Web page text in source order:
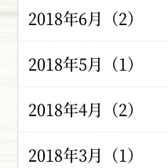
2018年6月（2）
2018年5月（1）
2018年4月（2）
2018年3月（1）